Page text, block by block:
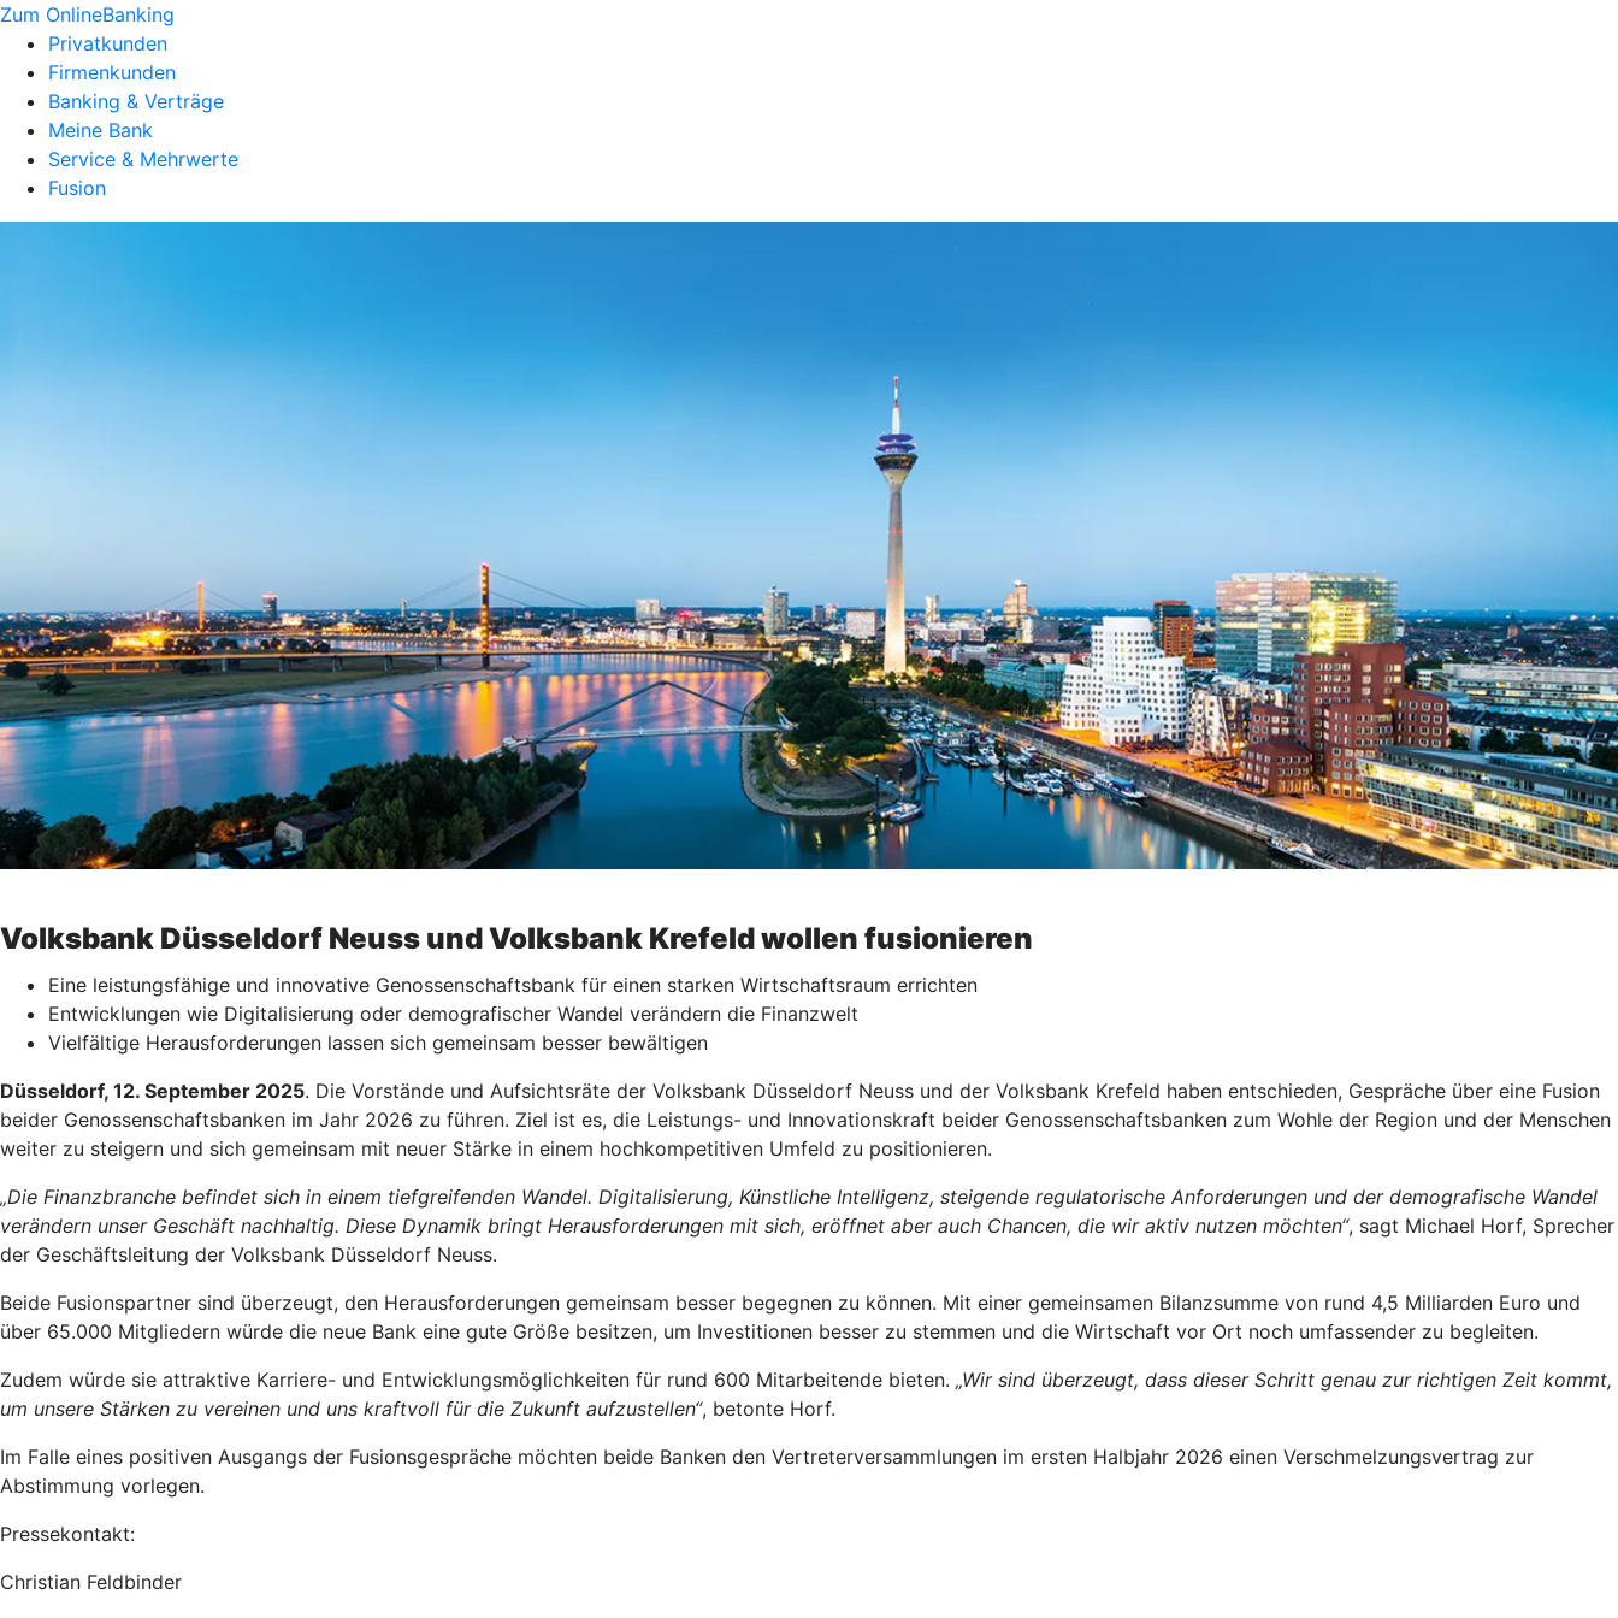
Zum OnlineBanking
Privatkunden
Firmenkunden
Banking & Verträge
Meine Bank
Service & Mehrwerte
Fusion
Volksbank Düsseldorf Neuss und Volksbank Krefeld wollen fusionieren
Eine leistungsfähige und innovative Genossenschaftsbank für einen starken Wirtschaftsraum errichten
Entwicklungen wie Digitalisierung oder demografischer Wandel verändern die Finanzwelt
Vielfältige Herausforderungen lassen sich gemeinsam besser bewältigen
Düsseldorf, 12. September 2025. Die Vorstände und Aufsichtsräte der Volksbank Düsseldorf Neuss und der Volksbank Krefeld haben entschieden, Gespräche über eine Fusion
beider Genossenschaftsbanken im Jahr 2026 zu führen. Ziel ist es, die Leistungs- und Innovationskraft beider Genossenschaftsbanken zum Wohle der Region und der Menschen
weiter zu steigern und sich gemeinsam mit neuer Stärke in einem hochkompetitiven Umfeld zu positionieren.
„Die Finanzbranche befindet sich in einem tiefgreifenden Wandel. Digitalisierung, Künstliche Intelligenz, steigende regulatorische Anforderungen und der demografische Wandel
verändern unser Geschäft nachhaltig. Diese Dynamik bringt Herausforderungen mit sich, eröffnet aber auch Chancen, die wir aktiv nutzen möchten“, sagt Michael Horf, Sprecher
der Geschäftsleitung der Volksbank Düsseldorf Neuss.
Beide Fusionspartner sind überzeugt, den Herausforderungen gemeinsam besser begegnen zu können. Mit einer gemeinsamen Bilanzsumme von rund 4,5 Milliarden Euro und
über 65.000 Mitgliedern würde die neue Bank eine gute Größe besitzen, um Investitionen besser zu stemmen und die Wirtschaft vor Ort noch umfassender zu begleiten.
Zudem würde sie attraktive Karriere- und Entwicklungsmöglichkeiten für rund 600 Mitarbeitende bieten. „Wir sind überzeugt, dass dieser Schritt genau zur richtigen Zeit kommt,
um unsere Stärken zu vereinen und uns kraftvoll für die Zukunft aufzustellen“, betonte Horf.
Im Falle eines positiven Ausgangs der Fusionsgespräche möchten beide Banken den Vertreterversammlungen im ersten Halbjahr 2026 einen Verschmelzungsvertrag zur
Abstimmung vorlegen.
Pressekontakt:
Christian Feldbinder